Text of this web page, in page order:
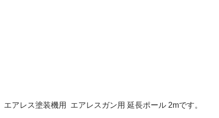
エアレス塗装機用  エアレスガン用 延長ポール 2mです。